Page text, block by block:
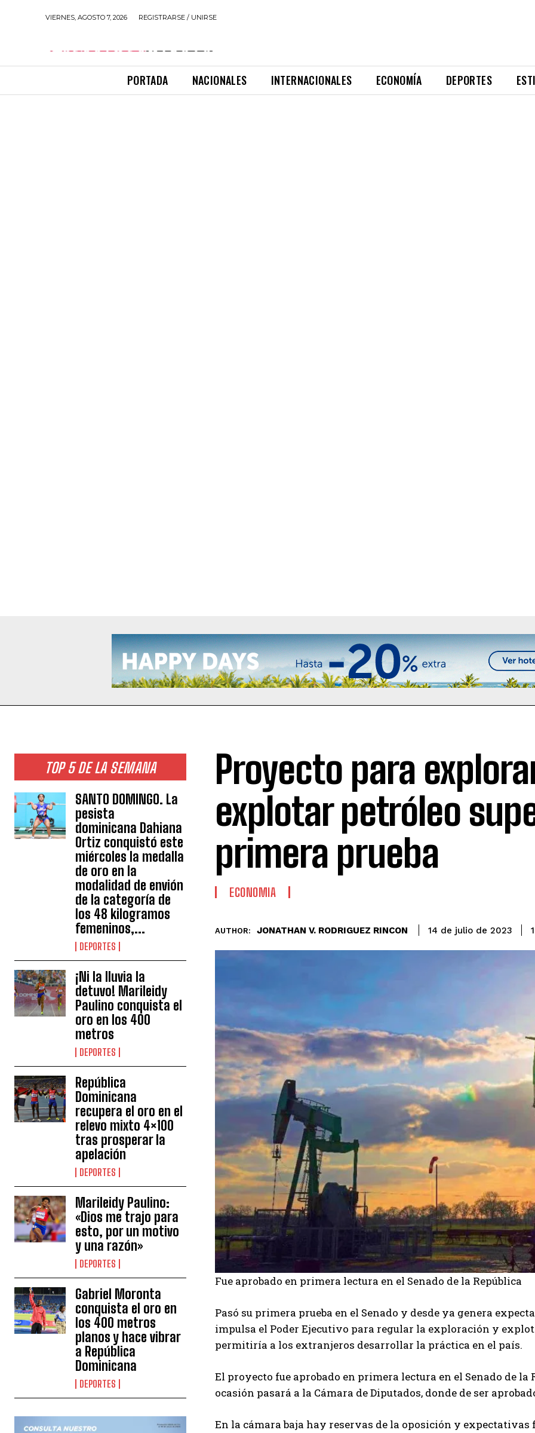
VIERNES, AGOSTO 7, 2026 REGISTRARSE / UNIRSE
PORTADA NACIONALES INTERNACIONALES ECONOMÍA DEPORTES
TOP 5 DE LA SEMANA
SANTO DOMINGO. La
pesista
dominicana Dahiana
Ortiz conquistó este
miércoles la medalla
de oro en la
modalidad de envión
de la categoría de
los 48 kilogramos
femeninos,...
DEPORTES
¡Ni la lluvia la
detuvo! Marileidy
Paulino conquista el
oro en los 400
metros
DEPORTES
República
Dominicana
recupera el oro en el
relevo mixto 4×100
tras prosperar la
apelación
DEPORTES
Marileidy Paulino:
«Dios me trajo para
esto, por un motivo
y una razón»
DEPORTES
Gabriel Moronta
conquista el oro en
los 400 metros
planos y hace vibrar
a República
Dominicana
DEPORTES
Proyecto para
explotar petróleo
primera prueba
ECONOMIA
AUTHOR: JONATHAN V. RODRIGUEZ RINCON 14 de julio de 2023 1
Fue aprobado en primera lectura en el Senado de la República
Pasó su primera prueba en el Senado y desde ya genera
impulsa el Poder Ejecutivo para regular la exploración y
permitiría a los extranjeros desarrollar la práctica en el país.
El proyecto fue aprobado en primera lectura en el Senado de
ocasión pasará a la Cámara de Diputados, donde de ser
En la cámara baja hay reservas de la oposición y